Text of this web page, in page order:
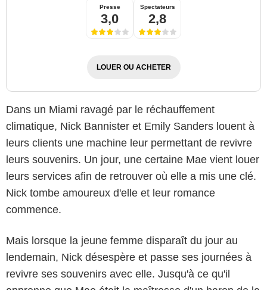
Presse
3,0
Spectateurs
2,8
LOUER OU ACHETER
Dans un Miami ravagé par le réchauffement
climatique, Nick Bannister et Emily Sanders louent à
leurs clients une machine leur permettant de revivre
leurs souvenirs. Un jour, une certaine Mae vient louer
leurs services afin de retrouver où elle a mis une clé.
Nick tombe amoureux d'elle et leur romance
commence.
Mais lorsque la jeune femme disparaît du jour au
lendemain, Nick désespère et passe ses journées à
revivre ses souvenirs avec elle. Jusqu'à ce qu'il
Warner Bros.